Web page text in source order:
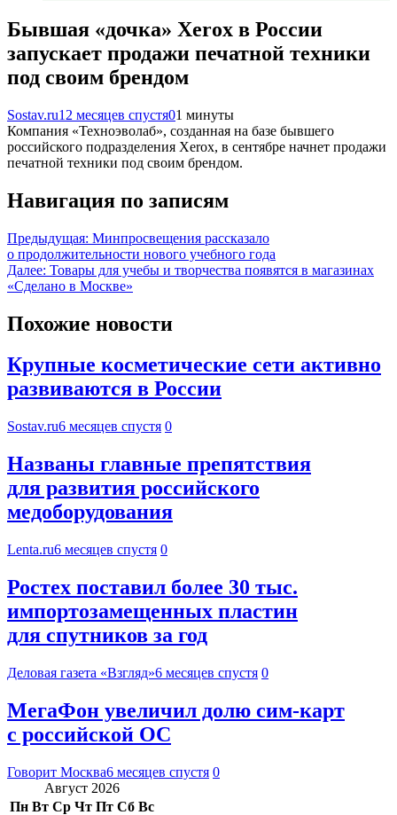
Бывшая «дочка» Xerox в России
запускает продажи печатной техники
под своим брендом
Sostav.ru12 месяцев спустя01 минуты
Компания «Техноэволаб», созданная на базе бывшего
российского подразделения Xerox, в сентябре начнет продажи
печатной техники под своим брендом.
Навигация по записям
Предыдущая: Минпросвещения рассказало
о продолжительности нового учебного года
Далее: Товары для учебы и творчества появятся в магазинах
«Сделано в Москве»
Похожие новости
Крупные косметические сети активно
развиваются в России
Sostav.ru6 месяцев спустя 0
Названы главные препятствия
для развития российского
медоборудования
Lenta.ru6 месяцев спустя 0
Ростех поставил более 30 тыс.
импортозамещенных пластин
для спутников за год
Деловая газета «Взгляд»6 месяцев спустя 0
МегаФон увеличил долю сим‑карт
с российской ОС
Говорит Москва6 месяцев спустя 0
Август 2026
Пн Вт Ср Чт Пт Сб Вс